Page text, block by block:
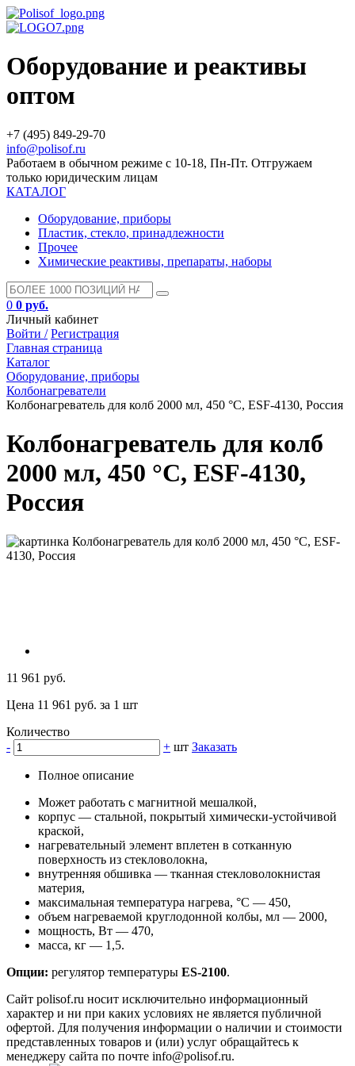
Оборудование и реактивы
оптом
+7 (495) 849-29-70
info@polisof.ru
Работаем в обычном режиме с 10-18, Пн-Пт. Отгружаем
только юридическим лицам
КАТАЛОГ
Оборудование, приборы
Пластик, стекло, принадлежности
Прочее
Химические реактивы, препараты, наборы
0 0 руб.
Личный кабинет
Войти / Регистрация
Главная страница
Каталог
Оборудование, приборы
Колбонагреватели
Колбонагреватель для колб 2000 мл, 450 °С, ESF-4130, Россия
Колбонагреватель для колб
2000 мл, 450 °С, ESF-4130,
Россия
11 961 руб.
Цена 11 961 руб. за 1 шт
Количество
-
+ шт Заказать
Полное описание
Может работать с магнитной мешалкой,
корпус — стальной, покрытый химически-устойчивой
краской,
нагревательный элемент вплетен в сотканную
поверхность из стекловолокна,
внутренняя обшивка — тканная стекловолокнистая
материя,
максимальная температура нагрева, °С — 450,
объем нагреваемой круглодонной колбы, мл — 2000,
мощность, Вт — 470,
масса, кг — 1,5.
Опции: регулятор температуры ES-2100.
Сайт polisof.ru носит исключительно информационный
характер и ни при каких условиях не является публичной
офертой. Для получения информации о наличии и стоимости
представленных товаров и (или) услуг обращайтесь к
менеджеру сайта по почте info@polisof.ru.